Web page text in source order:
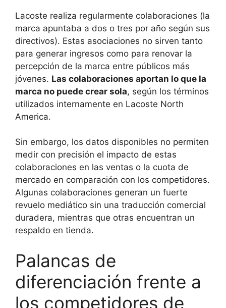
Lacoste realiza regularmente colaboraciones (la
marca apuntaba a dos o tres por año según sus
directivos). Estas asociaciones no sirven tanto
para generar ingresos como para renovar la
percepción de la marca entre públicos más
jóvenes. Las colaboraciones aportan lo que la
marca no puede crear sola, según los términos
utilizados internamente en Lacoste North
America.
Sin embargo, los datos disponibles no permiten
medir con precisión el impacto de estas
colaboraciones en las ventas o la cuota de
mercado en comparación con los competidores.
Algunas colaboraciones generan un fuerte
revuelo mediático sin una traducción comercial
duradera, mientras que otras encuentran un
respaldo en tienda.
Palancas de
diferenciación frente a
los competidores de